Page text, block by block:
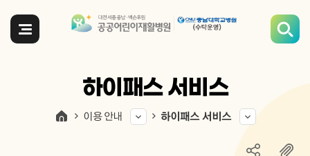
전체메뉴
하이패스 서비스
이용 안내 하이패스 서비스